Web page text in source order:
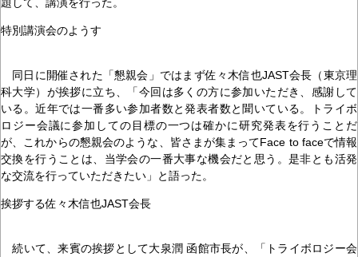
特別講演会のようす
同日に開催された「懇親会」ではまず佐々木信也JAST会長（東京理
科大学）が挨拶に立ち、「今回は多くの方に参加いただき、感謝して
いる。近年では一番多い参加者数と発表者数と聞いている。トライボ
ロジー会議に参加しての目標の一つは確かに研究発表を行うことだ
が、これからの懇親会のような、皆さまが集まってFace to faceで情報
交換を行うことは、当学会の一番大事な機会だと思う。是非とも活発
な交流を行っていただきたい」と語った。
挨拶する佐々木信也JAST会長
続いて、来賓の挨拶として大泉潤 函館市長が、「トライボロジー会